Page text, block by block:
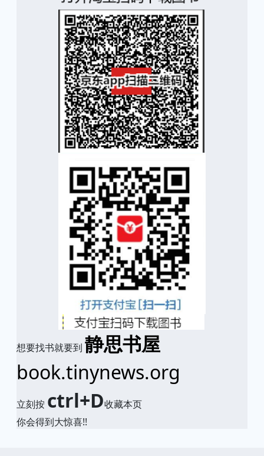
想要找书就要到 静思书屋
book.tinynews.org
立刻按 ctrl+D收藏本页
你会得到大惊喜!!